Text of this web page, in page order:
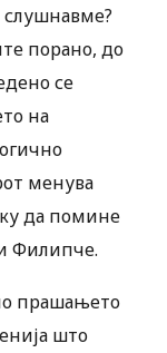
слушнавме?
порано, до
се
на
менува
да помине
Филипче.
прашањето
што